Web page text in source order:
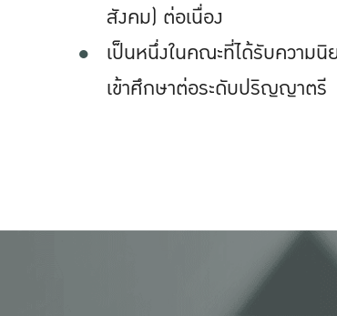
สังคม) ต่อเนื่อง
เป็นหนึ่งในคณะที่ได้รับความ
เข้าศึกษาต่อระดับปริญญาตรี